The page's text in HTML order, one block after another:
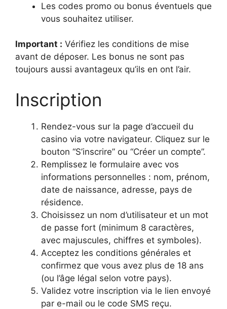
Les codes promo ou bonus éventuels que
vous souhaitez utiliser.
Important : Vérifiez les conditions de mise
avant de déposer. Les bonus ne sont pas
toujours aussi avantageux qu’ils en ont l’air.
Inscription
Rendez-vous sur la page d’accueil du
casino via votre navigateur. Cliquez sur le
bouton “S’inscrire” ou “Créer un compte”.
Remplissez le formulaire avec vos
informations personnelles : nom, prénom,
date de naissance, adresse, pays de
résidence.
Choisissez un nom d’utilisateur et un mot
de passe fort (minimum 8 caractères,
avec majuscules, chiffres et symboles).
Acceptez les conditions générales et
confirmez que vous avez plus de 18 ans
(ou l’âge légal selon votre pays).
Validez votre inscription via le lien envoyé
par e-mail ou le code SMS reçu.